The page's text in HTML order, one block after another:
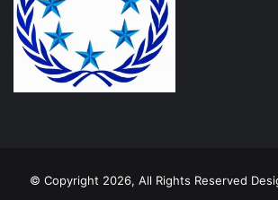
© Copyright 2026, All Rights Reserved